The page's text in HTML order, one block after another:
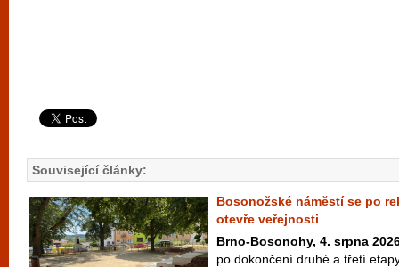
Související články:
Bosonožské náměstí se po
otevře veřejnosti
Brno-Bosonohy, 4. srpna
po dokončení druhé a třetí